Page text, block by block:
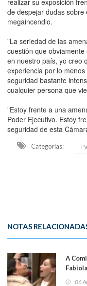
de despejar dudas
megaincendio.
"La seriedad de las
cuestión que
en nuestro país, yo creo
experiencia por lo
seguridad bastante
cualquier persona que
"Estoy frente a una
Poder Ejecutivo. Estoy
seguridad de esta
Categorias:
NOTAS
A
06